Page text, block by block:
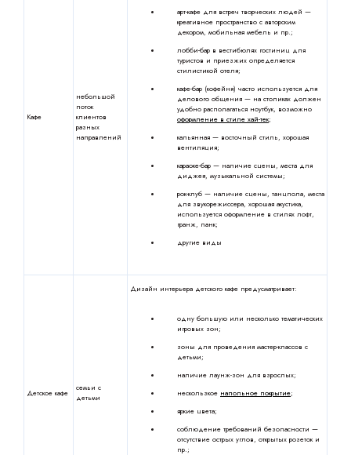
Кафе
небольшой
поток
клиентов
разных
направлений
арт-кафе для встреч творческих людей —
креативное пространство с авторским
декором, мобильная мебель и пр.;
лобби-бар в вестибюлях гостиниц для
туристов и приезжих определяется
стилистикой отеля;
кафе-бар (кофейня) часто используется для
делового общения — на столиках должен
удобно располагаться ноутбук, возможно
оформление в стиле хай-тек;
кальянная — восточный стиль, хорошая
вентиляция;
караоке-бар — наличие сцены, места для
диджея, музыкальной системы;
рок-клуб — наличие сцены, танцпола, места
для звукорежиссера, хорошая акустика,
используется оформление в стилях лофт,
гранж, панк;
другие виды
Детское кафе
семьи с
детьми
Дизайн интерьера детского кафе предусматривает:
одну большую или несколько тематических
игровых зон;
зоны для проведения мастер-классов с
детьми;
наличие лаунж-зон для взрослых;
нескользкое напольное покрытие;
яркие цвета;
соблюдение требований безопасности —
отсутствие острых углов, открытых розеток и
пр.;